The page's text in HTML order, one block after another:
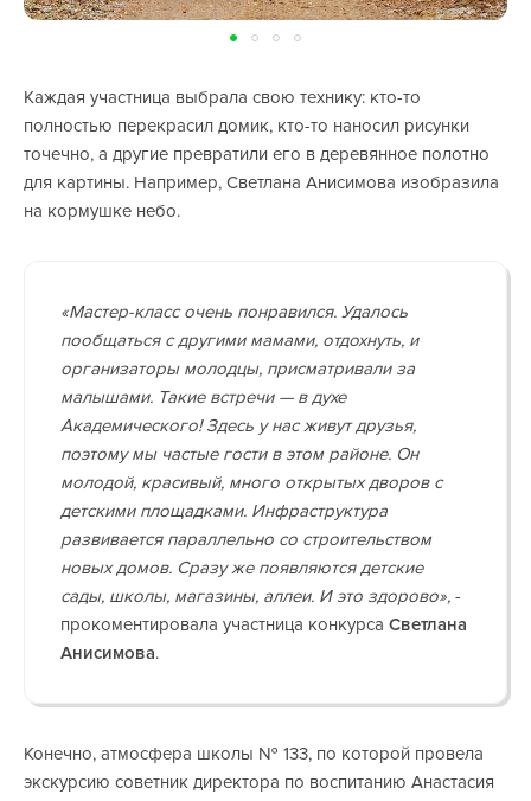
Каждая участница выбрала свою технику: кто-то
полностью перекрасил домик, кто-то наносил рисунки
точечно, а другие превратили его в деревянное полотно
для картины. Например, Светлана Анисимова изобразила
на кормушке небо.
«Мастер-класс очень понравился. Удалось
пообщаться с другими мамами, отдохнуть, и
организаторы молодцы, присматривали за
малышами. Такие встречи — в духе
Академического! Здесь у нас живут друзья,
поэтому мы частые гости в этом районе. Он
молодой, красивый, много открытых дворов с
детскими площадками. Инфраструктура
развивается параллельно со строительством
новых домов. Сразу же появляются детские
сады, школы, магазины, аллеи. И это здорово», -
прокоментировала участница конкурса Светлана
Анисимова.
Конечно, атмосфера школы № 133, по которой провела
экскурсию советник директора по воспитанию Анастасия